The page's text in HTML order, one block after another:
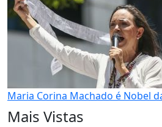
Maria Corina Machado é Nobel
Mais Vistas